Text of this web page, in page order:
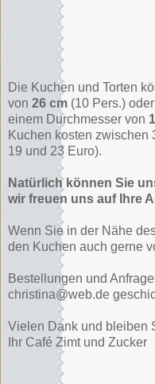
Die Kuchen und Torten
von 26 cm (10 Pers.)
einem Durchmesser von
Kuchen kosten zwischen
19 und 23 Euro).
Natürlich können Sie
wir freuen uns auf Ihre
Wenn Sie in der Nähe
den Kuchen auch gerne
Bestellungen und
christina@web.de
Vielen Dank und bleiben
Ihr Café Zimt und Zucker